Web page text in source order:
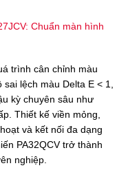
trình cân chỉnh màu
lệch màu Delta E < 1,
kỳ chuyên sâu như
Thiết kế viền mỏng,
và kết nối đa dạng
PA32QCV trở thành
nghiệp.